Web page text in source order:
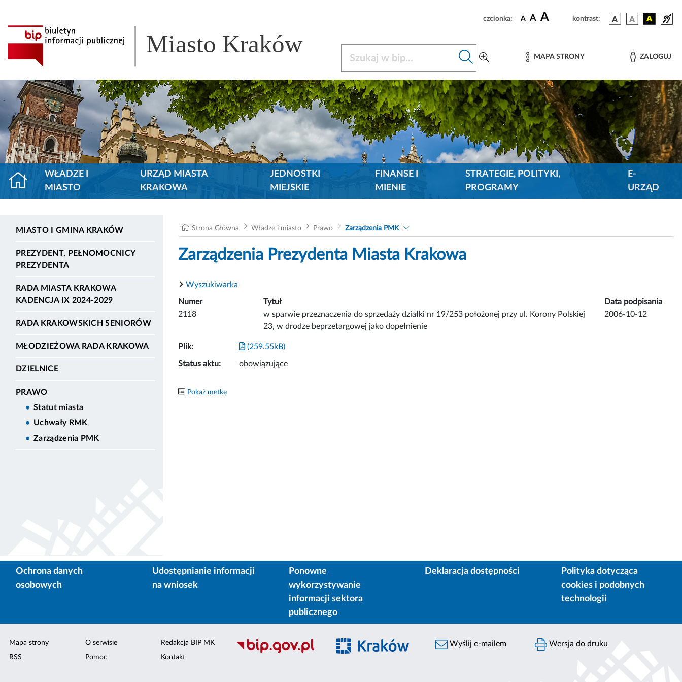
czcionka: A A A kontrast:
Miasto Kraków MAPA STRONY ZALOGUJ
WŁADZE I
MIASTO
URZĄD MIASTA
KRAKOWA
JEDNOSTKI
MIEJSKIE
FINANSE I
MIENIE
STRATEGIE, POLITYKI,
PROGRAMY
E-
URZĄD
MIASTO I GMINA KRAKÓW
PREZYDENT, PEŁNOMOCNICY
PREZYDENTA
RADA MIASTA KRAKOWA
KADENCJA IX 2024-2029
RADA KRAKOWSKICH SENIORÓW
MŁODZIEŻOWA RADA KRAKOWA
DZIELNICE
PRAWO
Statut miasta
Uchwały RMK
Zarządzenia PMK
Strona Główna Władze i miasto Prawo Zarządzenia PMK
Zarządzenia Prezydenta Miasta Krakowa
Wyszukiwarka
Numer Tytuł
Data podpisania
2118
w sparwie przeznaczenia do sprzedaży działki nr 19/253 położonej przy ul. Korony Polskiej
23, w drodze beprzetargowej jako dopełnienie
2006-10-12
Plik: (259.55kB)
Status aktu: obowiązujące
Pokaż metkę
Ochrona danych
osobowych
Udostępnianie informacji
na wniosek
Ponowne
wykorzystywanie
informacji sektora
publicznego
Deklaracja dostępności
Polityka dotycząca
cookies i podobnych
technologii
Mapa strony
RSS
O serwisie
Pomoc
Redakcja BIP MK
Kontakt
Wyślij e-mailem Wersja do druku